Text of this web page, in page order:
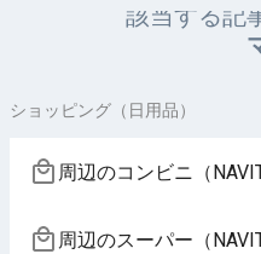
該当する記
ショッピング（日用品）
周辺のコンビニ（
周辺のスーパー（